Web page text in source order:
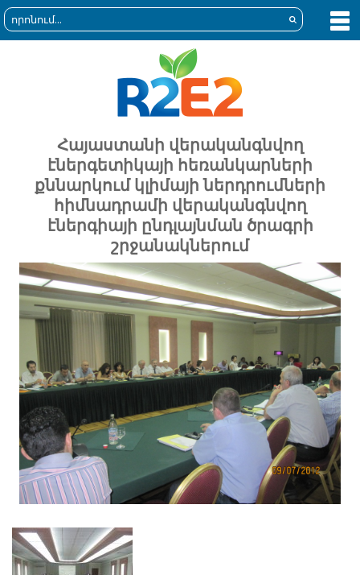
Հայաստանի վերականգնվող
էներգետիկայի հեռանկարների
քննարկում կլիմայի ներդրումների
հիմնադրամի վերականգնվող
էներգիայի ընդլայնման ծրագրի
շրջանակներում